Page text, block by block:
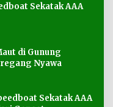
Sekatak AAA
di Gunung
Nyawa
Sekatak AAA